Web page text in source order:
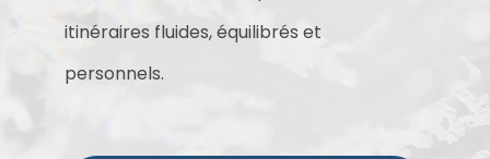
itinéraires fluides, équilibrés et
personnels.